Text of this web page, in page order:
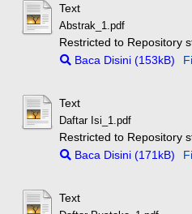
Text
Abstrak_1.pdf
Restricted to Repository
Baca Disini (153kB)
Text
Daftar Isi_1.pdf
Restricted to Repository
Baca Disini (171kB)
Text